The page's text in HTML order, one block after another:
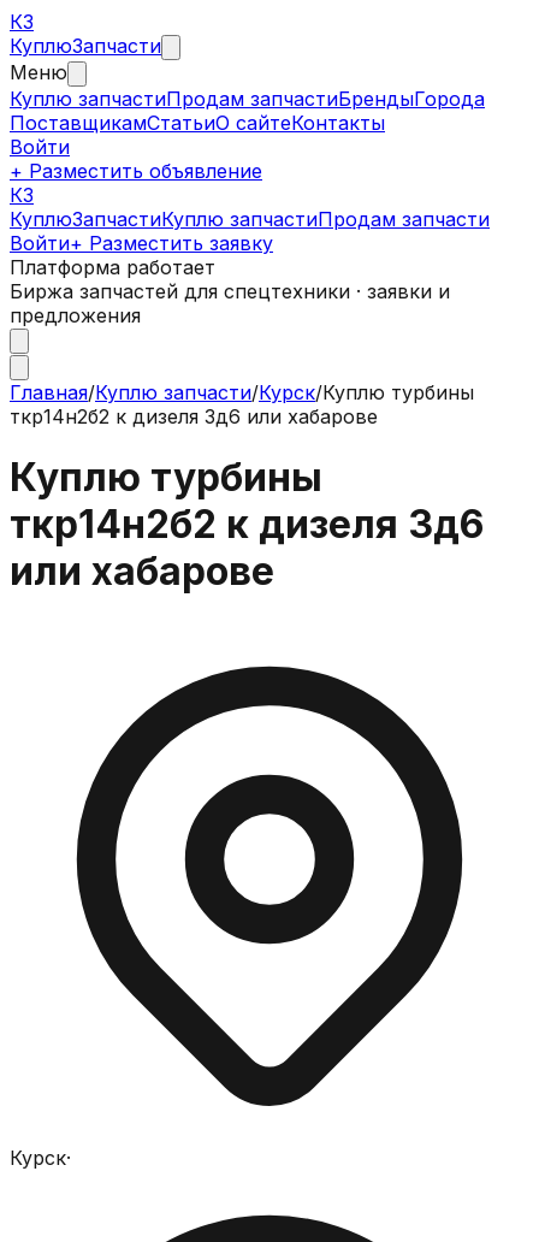
КЗ
КуплюЗапчасти
Меню
Куплю запчастиПродам запчастиБрендыГорода
ПоставщикамСтатьиО сайтеКонтакты
Войти
+ Разместить объявление
КЗ
КуплюЗапчастиКуплю запчастиПродам запчасти
Войти+ Разместить заявку
Платформа работает
Биржа запчастей для спецтехники · заявки и
предложения
Главная/Куплю запчасти/Курск/Куплю турбины
ткр14н2б2 к дизеля 3д6 или хабарове
Куплю турбины
ткр14н2б2 к дизеля 3д6
или хабарове
Курск·